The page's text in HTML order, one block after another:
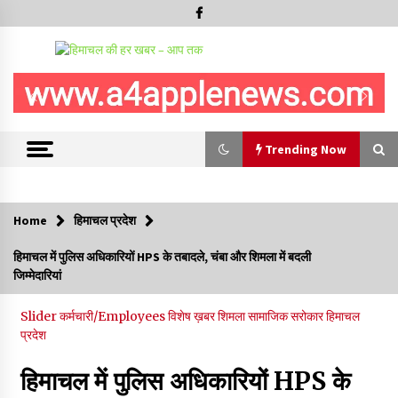
Trending Now
रामपुर नगर परिषद के पिछले 5 वर्षों के कार्यों की होगी समीक्षा, अनियमितता मिली
तो होगी जांच : करण शर्मा
09/08/2026
Home हिमाचल प्रदेश
हिमाचल में पुलिस अधिकारियों HPS के तबादले, चंबा और शिमला में बदली
जिम्मेदारियां
Sliderकर्मचारी/Employeesविशेष ख़बरशिमलासामाजिक सरोकारहिमाचल
प्रदेश
हिमाचल में पुलिस अधिकारियों HPS के